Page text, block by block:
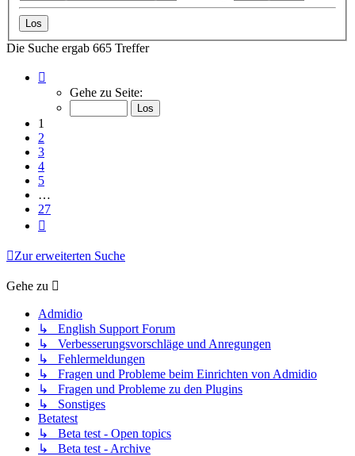
Die Suche ergab 665 Treffer
von
Gehe zu Seite:
1
2
3
4
5
…
27
Zur erweiterten Suche
Gehe zu
Admidio
↳ English Support Forum
↳ Verbesserungsvorschläge und Anregungen
↳ Fehlermeldungen
↳ Fragen und Probleme beim Einrichten von Admidio
↳ Fragen und Probleme zu den Plugins
↳ Sonstiges
Betatest
↳ Beta test - Open topics
↳ Beta test - Archive